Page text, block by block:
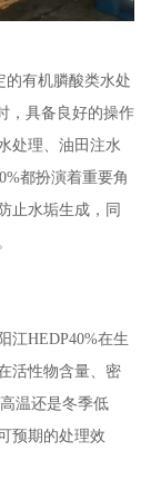
的有机膦酸类水处
，具备良好的操作
处理、油田注水
都扮演着重要角
止水垢生成，同
江HEDP40%在生
活性物含量、密
温还是冬季低
预期的处理效